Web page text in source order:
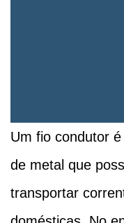
Um fio condutor
de metal que
transportar